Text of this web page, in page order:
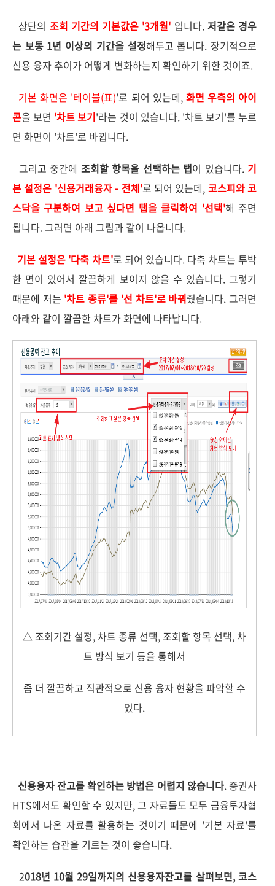
상단의 조회 기간의 기본값은 '3개월' 입니다. 저같은 경우
는 보통 1년 이상의 기간을 설정해두고 봅니다. 장기적으로
신용 융자 추이가 어떻게 변화하는지 확인하기 위한 것이죠.
기본 화면은 '테이블(표)'로 되어 있는데, 화면 우측의 아이
콘을 보면 '차트 보기'라는 것이 있습니다. '차트 보기'를 누르
면 화면이 '차트'로 바뀝니다.
그리고 중간에 조회할 항목을 선택하는 탭이 있습니다. 기
본 설정은 '신용거래융자 - 전체'로 되어 있는데, 코스피와 코
스닥을 구분하여 보고 싶다면 탭을 클릭하여 '선택'해 주면
됩니다. 그러면 아래 그림과 같이 나옵니다.
기본 설정은 '다축 차트'로 되어 있습니다. 다축 차트는 투박
한 면이 있어서 깔끔하게 보이지 않을 수 있습니다. 그렇기
때문에 저는 '차트 종류'를 '선 차트'로 바꿔줬습니다. 그러면
아래와 같이 깔끔한 차트가 화면에 나타납니다.
△ 조회기간 설정, 차트 종류 선택, 조회할 항목 선택, 차
트 방식 보기 등을 통해서
좀 더 깔끔하고 직관적으로 신용 융자 현황을 파악할 수
있다.
신용융자 잔고를 확인하는 방법은 어렵지 않습니다. 증권사
HTS에서도 확인할 수 있지만, 그 자료들도 모두 금융투자협
회에서 나온 자료를 활용하는 것이기 때문에 '기본 자료'를
확인하는 습관을 기르는 것이 좋습니다.
2018년 10월 29일까지의 신용융자잔고를 살펴보면, 코스